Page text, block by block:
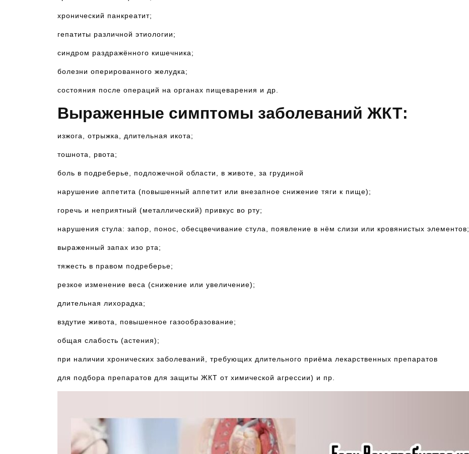
хронический панкреатит;
гепатиты различной этиологии;
синдром раздражённого кишечника;
болезни оперированного желудка;
состояния после операций на органах пищеварения и др.
Выраженные симптомы заболеваний ЖКТ:
изжога, отрыжка, длительная икота;
тошнота, рвота;
боль в подреберье, подложечной области, в животе, за грудиной
нарушение аппетита (повышенный аппетит или внезапное снижение тяги к пище);
горечь и неприятный (металлический) привкус во рту;
нарушения стула: запор, понос, обесцвечивание стула, появление в нём слизи или кровянистых элементов;
выраженный запах изо рта;
тяжесть в правом подреберье;
резкое изменение веса (снижение или увеличение);
длительная лихорадка;
вздутие живота, повышенное газообразование;
общая слабость (астения);
при наличии хронических заболеваний, требующих длительного приёма лекарственных препаратов
для подбора препаратов для защиты ЖКТ от химической агрессии) и пр.